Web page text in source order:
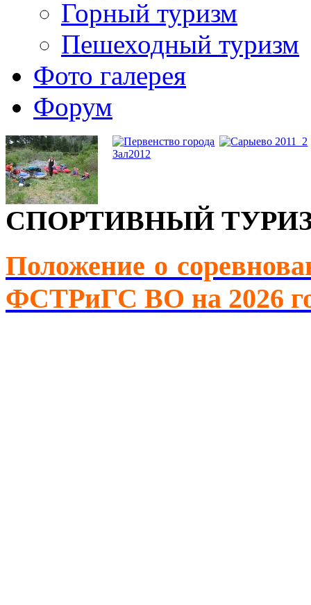
Горный туризм
Пешеходный туризм
Фото галерея
Форум
СПОРТИВНЫЙ
Положение о
ФСТРиГС ВО на 2026